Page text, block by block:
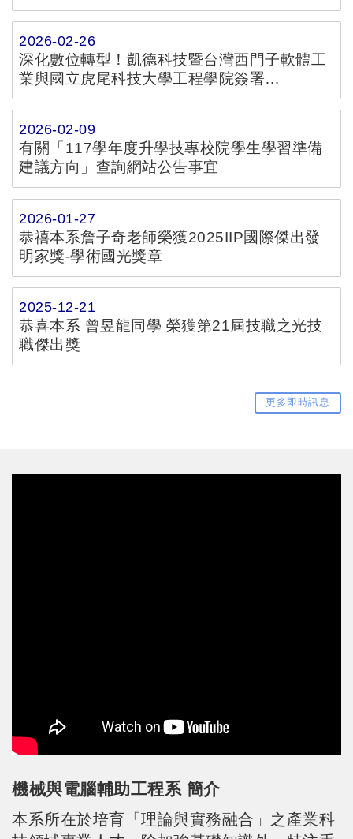
賽榮獲 五軸機組/第三名
2026-02-26
深化數位轉型！凱德科技暨台灣西門子軟體工
業與國立虎尾科技大學工程學院簽署
Designcenter Solid Edge 設計製造產學合作
2026-02-09
有關「117學年度升學技專校院學生學習準備
建議方向」查詢網站公告事宜
2026-01-27
恭禧本系詹子奇老師榮獲2025IIP國際傑出發
明家獎-學術國光獎章
2025-12-21
恭喜本系 曾昱龍同學 榮獲第21屆技職之光技
職傑出獎
更多即時訊息
機械與電腦輔助工程系 簡介
本系所在於培育「理論與實務融合」之產業科